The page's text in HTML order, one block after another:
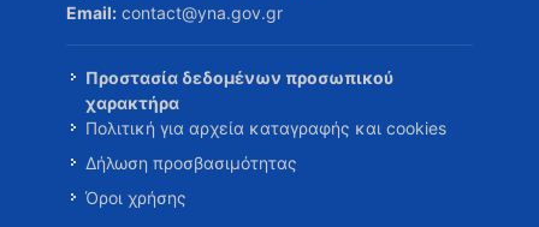
Email: contact@yna.gov.gr
Προστασία δεδομένων προσωπικού
χαρακτήρα
Πολιτική για αρχεία καταγραφής και cookies
Δήλωση προσβασιμότητας
Όροι χρήσης